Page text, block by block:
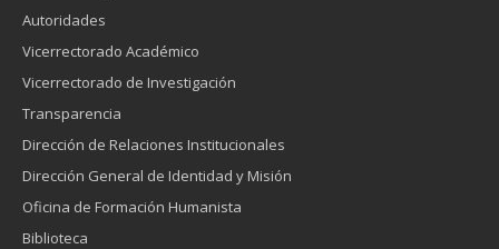
Autoridades
Vicerrectorado Académico
Vicerrectorado de Investigación
Transparencia
Dirección de Relaciones Institucionales
Dirección General de Identidad y Misión
Oficina de Formación Humanista
Biblioteca